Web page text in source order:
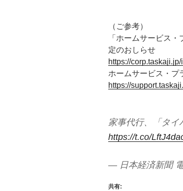
（ご参考）
「ホームサービス
定のおしらせ
https://
ホームサービス・プ
https://
家事代行、「タ
https://t.co/
— 日本経済新聞
共有: